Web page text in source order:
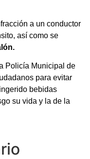
a un conductor
así como se
Policía Municipal de
para evitar
bebidas
su vida y la de la